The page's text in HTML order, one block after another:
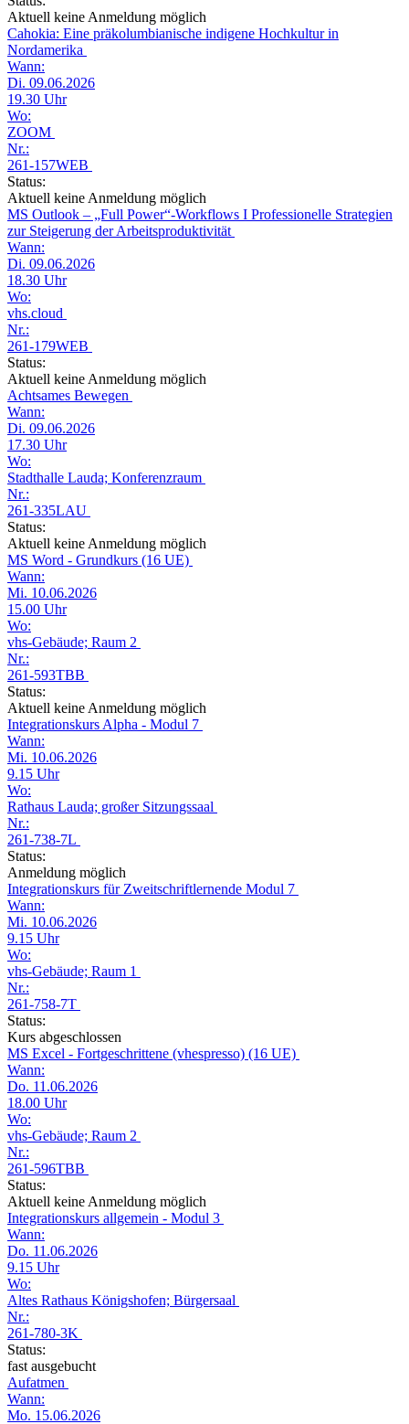
Aktuell keine Anmeldung möglich
Cahokia: Eine präkolumbianische indigene Hochkultur in
Nordamerika
Wann:
Di. 09.06.2026
19.30 Uhr
Wo:
ZOOM
Nr.:
261-157WEB
Status:
Aktuell keine Anmeldung möglich
MS Outlook – „Full Power“-Workflows I Professionelle Strategien
zur Steigerung der Arbeitsproduktivität
Wann:
Di. 09.06.2026
18.30 Uhr
Wo:
vhs.cloud
Nr.:
261-179WEB
Status:
Aktuell keine Anmeldung möglich
Achtsames Bewegen
Wann:
Di. 09.06.2026
17.30 Uhr
Wo:
Stadthalle Lauda; Konferenzraum
Nr.:
261-335LAU
Status:
Aktuell keine Anmeldung möglich
MS Word - Grundkurs (16 UE)
Wann:
Mi. 10.06.2026
15.00 Uhr
Wo:
vhs-Gebäude; Raum 2
Nr.:
261-593TBB
Status:
Aktuell keine Anmeldung möglich
Integrationskurs Alpha - Modul 7
Wann:
Mi. 10.06.2026
9.15 Uhr
Wo:
Rathaus Lauda; großer Sitzungssaal
Nr.:
261-738-7L
Status:
Anmeldung möglich
Integrationskurs für Zweitschriftlernende Modul 7
Wann:
Mi. 10.06.2026
9.15 Uhr
Wo:
vhs-Gebäude; Raum 1
Nr.:
261-758-7T
Status:
Kurs abgeschlossen
MS Excel - Fortgeschrittene (vhespresso) (16 UE)
Wann:
Do. 11.06.2026
18.00 Uhr
Wo:
vhs-Gebäude; Raum 2
Nr.:
261-596TBB
Status:
Aktuell keine Anmeldung möglich
Integrationskurs allgemein - Modul 3
Wann:
Do. 11.06.2026
9.15 Uhr
Wo:
Altes Rathaus Königshofen; Bürgersaal
Nr.:
261-780-3K
Status:
fast ausgebucht
Aufatmen
Wann:
Mo. 15.06.2026